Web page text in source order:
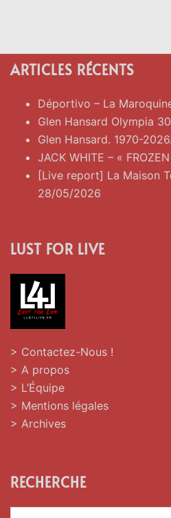
ARTICLES RÉCENTS
Déportivo – La
Glen Hansard Olympia
Glen Hansard. 1970-
JACK WHITE – «
[Live report] La Maison
28/05/2026
LUST FOR LIVE
> Contactez-Nous !
> A propos
> L’Équipe
> Mentions légales
> Archives
RECHERCHE